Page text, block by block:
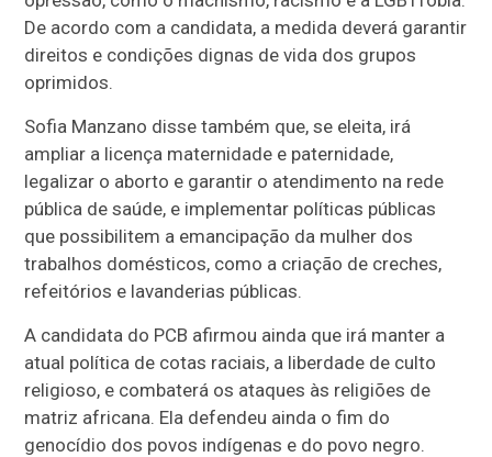
De acordo com a candidata, a medida deverá garantir
direitos e condições dignas de vida dos grupos
oprimidos.
Sofia Manzano disse também que, se eleita, irá
ampliar a licença maternidade e paternidade,
legalizar o aborto e garantir o atendimento na rede
pública de saúde, e implementar políticas públicas
que possibilitem a emancipação da mulher dos
trabalhos domésticos, como a criação de creches,
refeitórios e lavanderias públicas.
A candidata do PCB afirmou ainda que irá manter a
atual política de cotas raciais, a liberdade de culto
religioso, e combaterá os ataques às religiões de
matriz africana. Ela defendeu ainda o fim do
genocídio dos povos indígenas e do povo negro.